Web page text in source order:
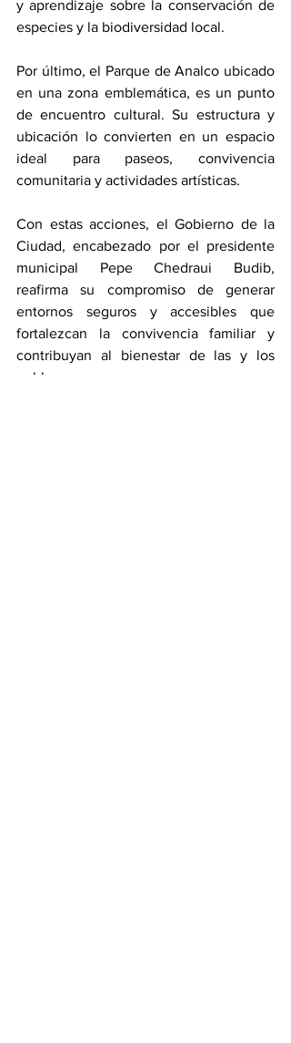
y aprendizaje sobre la conservación de
especies y la biodiversidad local.
Por último, el Parque de Analco ubicado
en una zona emblemática, es un punto
de encuentro cultural. Su estructura y
ubicación lo convierten en un espacio
ideal para paseos, convivencia
comunitaria y actividades artísticas.
Con estas acciones, el Gobierno de la
Ciudad, encabezado por el presidente
municipal Pepe Chedraui Budib,
reafirma su compromiso de generar
entornos seguros y accesibles que
fortalezcan la convivencia familiar y
contribuyan al bienestar de las y los
poblanos.